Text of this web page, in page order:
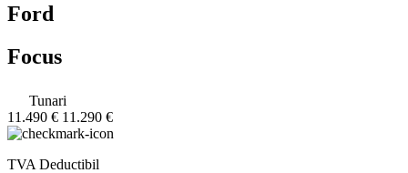
Ford
Focus
Tunari
11.490 € 11.290 €
TVA Deductibil